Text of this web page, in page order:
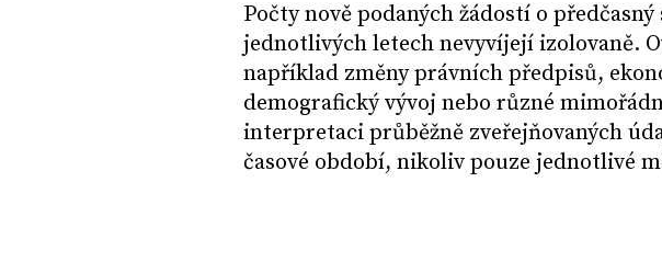
Počty nově podaných žádostí o
jednotlivých letech nevyvíjejí izolovaně.
například změny právních předpisů,
demografický vývoj nebo různé
interpretaci průběžně zveřejňovaných
časové období, nikoliv pouze jednotlivé